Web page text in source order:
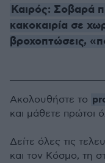
Καιρός: Σοβαρά
κακοκαιρία σε
βροχοπτώσεις,
Ακολουθήστε το
και μάθετε πρώτοι
Δείτε όλες τις
και τον Κόσμο, τη